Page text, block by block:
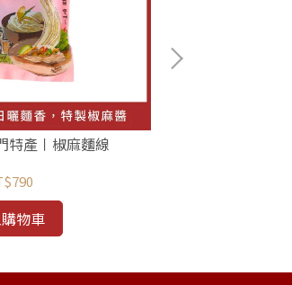
特產〡椒麻麵線
物車